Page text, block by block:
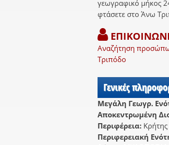
γεωγραφικό μήκος
φτάσετε στο Άνω
Αναζήτηση
Τριπόδο
Γενικές
Μεγάλη Γεωγρ.
Αποκεντρωμένη
Περιφέρεια: Κρήτης
Περιφερειακή